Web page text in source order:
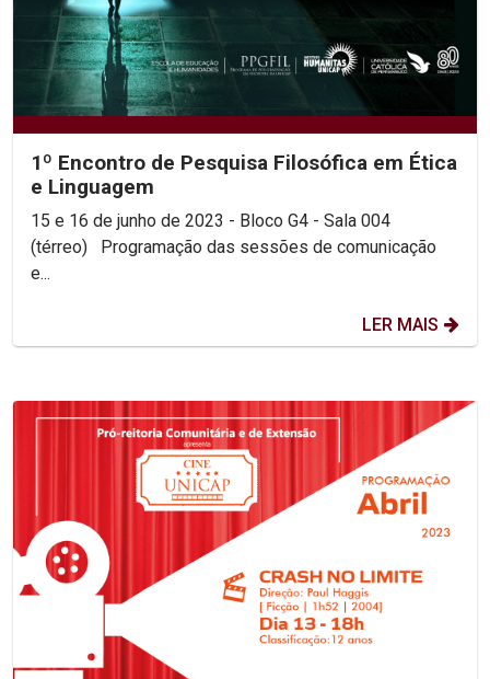
1º Encontro de Pesquisa Filosófica em Ética
e Linguagem
15 e 16 de junho de 2023 - Bloco G4 - Sala 004
(térreo) Programação das sessões de comunicação
e...
LER MAIS